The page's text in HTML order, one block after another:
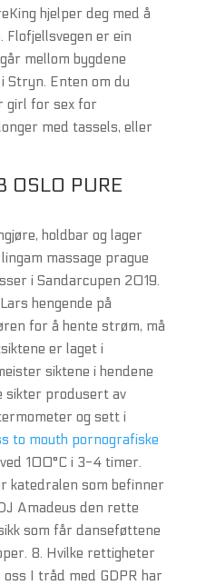
hjelper deg med å
Flofjellsvegen er ein
mellom bygdene
Stryn. Enten om du
girl for sex for
med tassels, eller
OSLO PURE
holdbar og lager
massage prague
i Sandarcupen 2019.
hengende på
for å hente strøm, må
er laget i
siktene i hendene
sikter produsert av
og sett i
to mouth pornografiske
100°C i 3-4 timer.
katedralen som befinner
Amadeus den rette
som får danseføttene
8. Hvilke rettigheter
I tråd med GDPR har